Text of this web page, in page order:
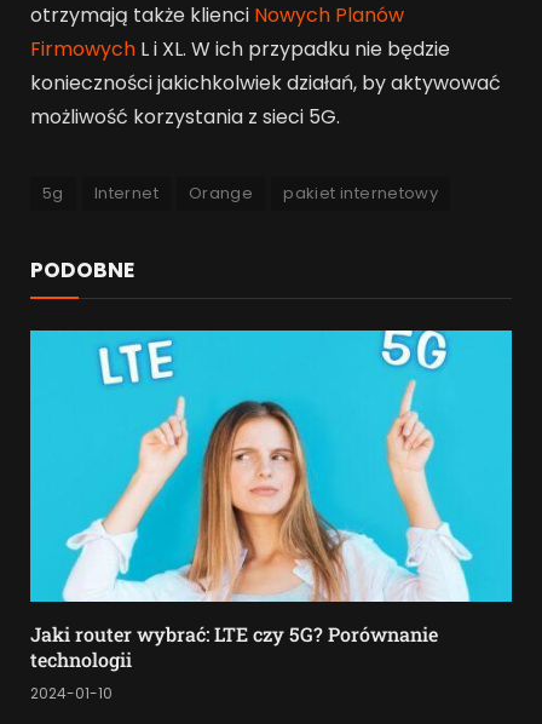
otrzymają także klienci Nowych Planów
Firmowych L i XL. W ich przypadku nie będzie
konieczności jakichkolwiek działań, by aktywować
możliwość korzystania z sieci 5G.
5g Internet Orange pakiet internetowy
PODOBNE
Jaki router wybrać: LTE czy 5G? Porównanie
technologii
2024-01-10